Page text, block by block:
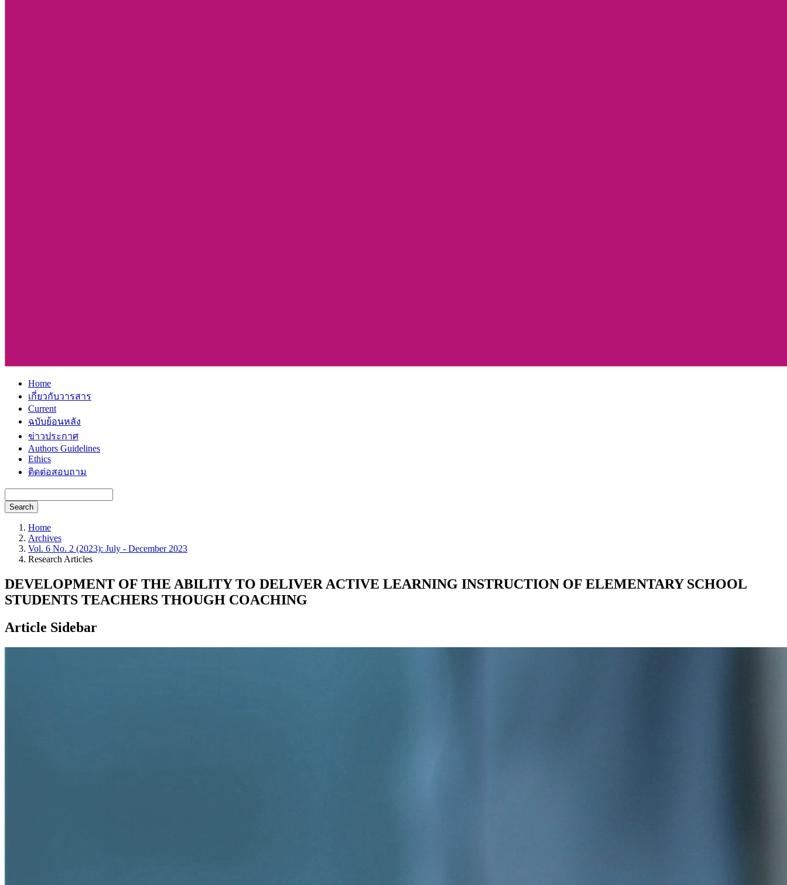
Home
เกี่ยวกับวารสาร
Current
ฉบับย้อนหลัง
ข่าวประกาศ
Authors Guidelines
Ethics
ติดต่อสอบถาม
Search
Home
Archives
Vol. 6 No. 2 (2023): July - December 2023
Research Articles
DEVELOPMENT OF THE ABILITY TO DELIVER ACTIVE LEARNING INSTRUCTION OF ELEMENTARY SCHOOL
STUDENTS TEACHERS THOUGH COACHING
Article Sidebar